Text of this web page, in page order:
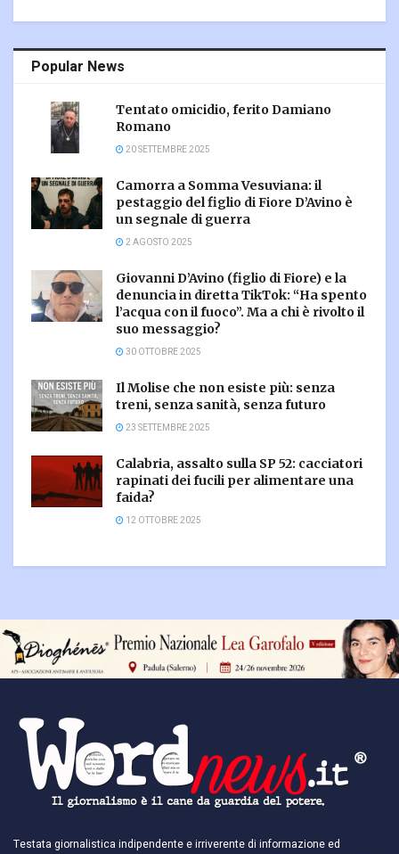
Popular News
Tentato omicidio, ferito Damiano
Romano
20 SETTEMBRE 2025
Camorra a Somma Vesuviana: il
pestaggio del figlio di Fiore D’Avino è
un segnale di guerra
2 AGOSTO 2025
Giovanni D’Avino (figlio di Fiore) e la
denuncia in diretta TikTok: “Ha spento
l’acqua con il fuoco”. Ma a chi è rivolto il
suo messaggio?
30 OTTOBRE 2025
Il Molise che non esiste più: senza
treni, senza sanità, senza futuro
23 SETTEMBRE 2025
Calabria, assalto sulla SP 52: cacciatori
rapinati dei fucili per alimentare una
faida?
12 OTTOBRE 2025
Testata giornalistica indipendente e irriverente di informazione ed